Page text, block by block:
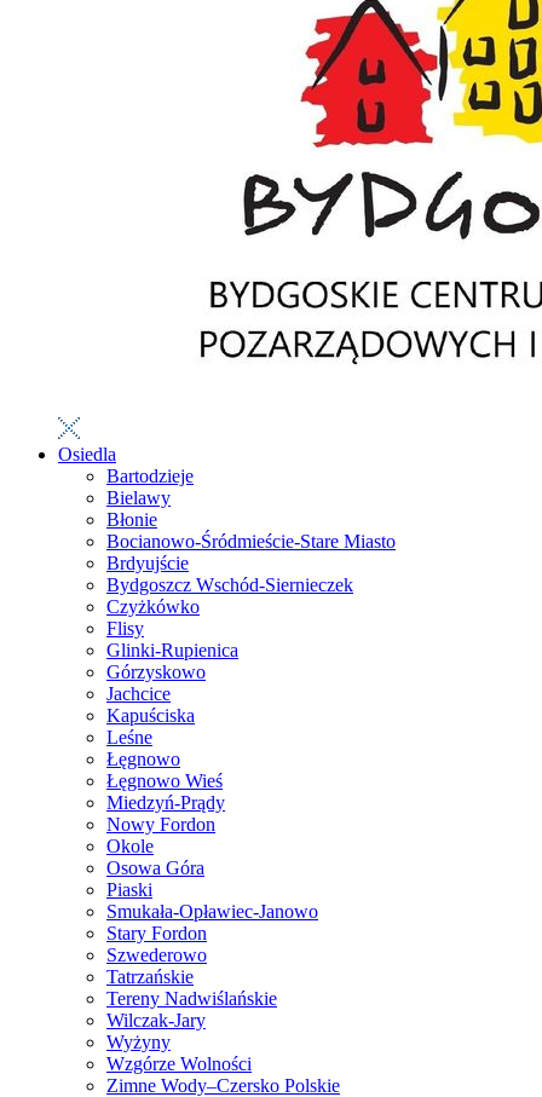
Osiedla
Bartodzieje
Bielawy
Błonie
Bocianowo-Śródmieście-Stare Miasto
Brdyujście
Bydgoszcz Wschód-Siernieczek
Czyżkówko
Flisy
Glinki-Rupienica
Górzyskowo
Jachcice
Kapuściska
Leśne
Łęgnowo
Łęgnowo Wieś
Miedzyń-Prądy
Nowy Fordon
Okole
Osowa Góra
Piaski
Smukała-Opławiec-Janowo
Stary Fordon
Szwederowo
Tatrzańskie
Tereny Nadwiślańskie
Wilczak-Jary
Wyżyny
Wzgórze Wolności
Zimne Wody–Czersko Polskie